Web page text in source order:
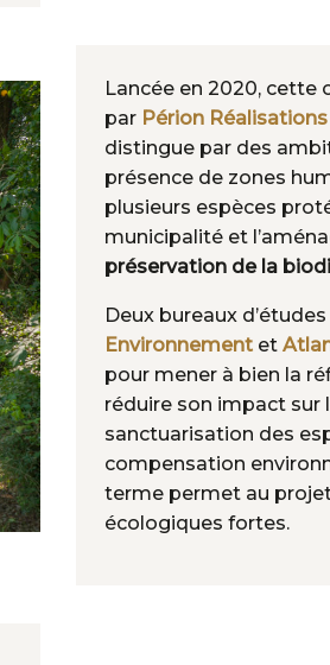
Lancée en 2020,
par Périon Réalisations
distingue par des
présence de zones
plusieurs espèces
municipalité et
préservation de la
Deux bureaux
Environnement et
pour mener à bien la
réduire son impact sur
sanctuarisation des
compensation
terme permet au
écologiques fortes.